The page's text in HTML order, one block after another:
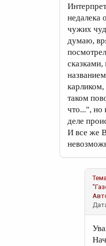
недалека
чужих
думаю,
таком
что...", но
деле
И все же